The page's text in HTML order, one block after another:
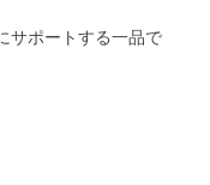
サポートする一品で